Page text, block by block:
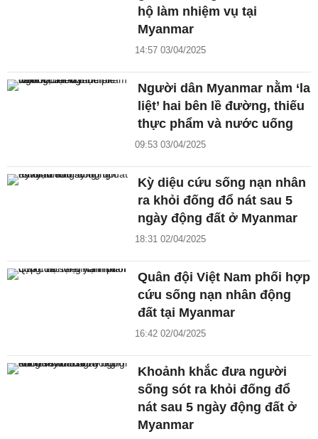
hộ làm nhiệm vụ tại
Myanmar
14:57 03/04/2025
Người dân Myanmar nằm ‘la
liệt’ hai bên lề đường, thiếu
thực phẩm và nước uống
09:53 03/04/2025
Kỳ diệu cứu sống nạn nhân
ra khỏi đống đổ nát sau 5
ngày động đất ở Myanmar
18:31 02/04/2025
Quân đội Việt Nam phối hợp
cứu sống nạn nhân động
đất tại Myanmar
16:42 02/04/2025
Khoảnh khắc đưa người
sống sót ra khỏi đống đổ
nát sau 5 ngày động đất ở
Myanmar